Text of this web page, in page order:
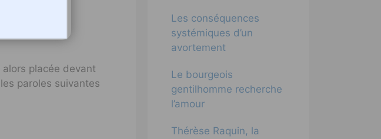
placée devant
paroles suivantes
Les conséquences
systémiques d’un
avortement
Le bourgeois
gentilhomme recherche
l’amour
Thérèse Raquin, la